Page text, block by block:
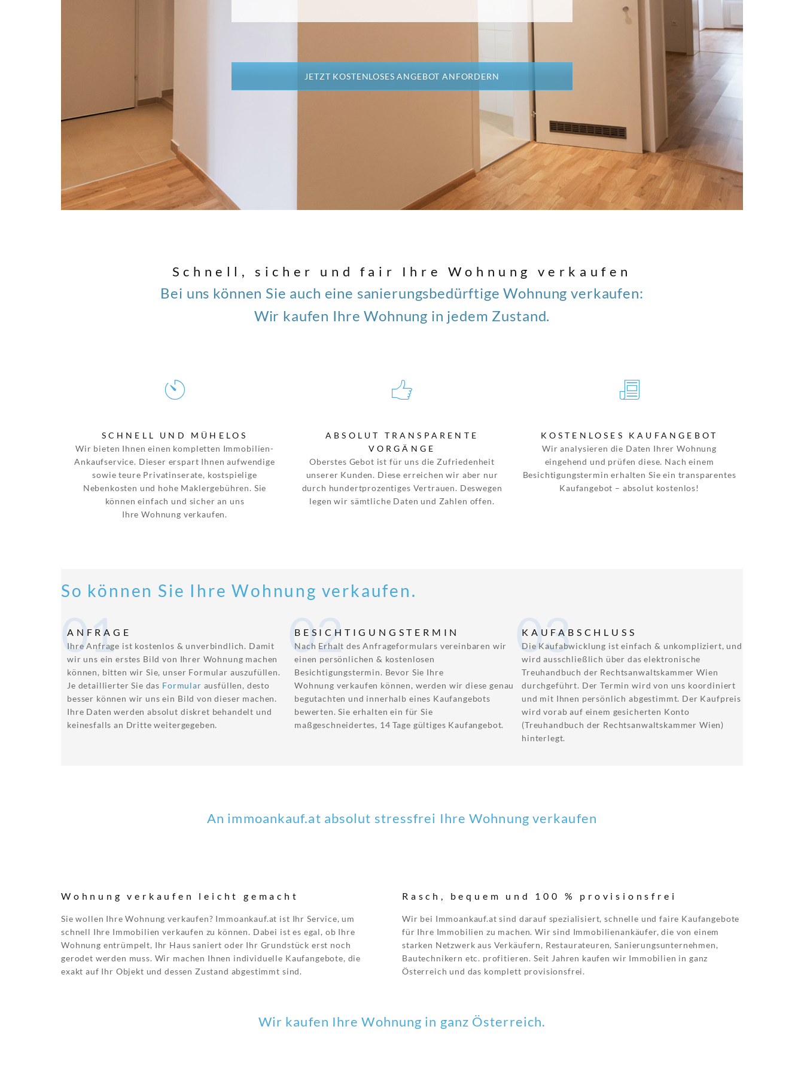
JETZT KOSTENLOSES ANGEBOT ANFORDERN
Schnell, sicher und fair Ihre Wohnung verkaufen
Bei uns können Sie auch eine sanierungsbedürftige Wohnung verkaufen:
Wir kaufen Ihre Wohnung in jedem Zustand.
SCHNELL UND MÜHELOS
Wir bieten Ihnen einen kompletten Immobilien-
Ankaufservice. Dieser erspart Ihnen aufwendige
sowie teure Privatinserate, kostspielige
Nebenkosten und hohe Maklergebühren. Sie
können einfach und sicher an uns
Ihre Wohnung verkaufen.
ABSOLUT TRANSPARENTE
VORGÄNGE
Oberstes Gebot ist für uns die Zufriedenheit
unserer Kunden. Diese erreichen wir aber nur
durch hundertprozentiges Vertrauen. Deswegen
legen wir sämtliche Daten und Zahlen offen.
KOSTENLOSES KAUFANGEBOT
Wir analysieren die Daten Ihrer Wohnung
eingehend und prüfen diese. Nach einem
Besichtigungstermin erhalten Sie ein transparentes
Kaufangebot – absolut kostenlos!
So können Sie Ihre Wohnung verkaufen.
ANFRAGE
Ihre Anfrage ist kostenlos & unverbindlich. Damit
wir uns ein erstes Bild von Ihrer Wohnung machen
können, bitten wir Sie, unser Formular auszufüllen.
Je detaillierter Sie das Formular ausfüllen, desto
besser können wir uns ein Bild von dieser machen.
Ihre Daten werden absolut diskret behandelt und
keinesfalls an Dritte weitergegeben.
01 BESICHTIGUNGSTERMIN
Nach Erhalt des Anfrageformulars vereinbaren wir
einen persönlichen & kostenlosen
Besichtigungstermin. Bevor Sie Ihre
Wohnung verkaufen können, werden wir diese genau
begutachten und innerhalb eines Kaufangebots
bewerten. Sie erhalten ein für Sie
maßgeschneidertes, 14 Tage gültiges Kaufangebot.
02 KAUFABSCHLUSS
Die Kaufabwicklung ist einfach & unkompliziert, und
wird ausschließlich über das elektronische
Treuhandbuch der Rechtsanwaltskammer Wien
durchgeführt. Der Termin wird von uns koordiniert
und mit Ihnen persönlich abgestimmt. Der Kaufpreis
wird vorab auf einem gesicherten Konto
(Treuhandbuch der Rechtsanwaltskammer Wien)
hinterlegt.
03
An immoankauf.at absolut stressfrei Ihre Wohnung verkaufen
Wohnung verkaufen leicht gemacht
Sie wollen Ihre Wohnung verkaufen? Immoankauf.at ist Ihr Service, um
schnell Ihre Immobilien verkaufen zu können. Dabei ist es egal, ob Ihre
Wohnung entrümpelt, Ihr Haus saniert oder Ihr Grundstück erst noch
gerodet werden muss. Wir machen Ihnen individuelle Kaufangebote, die
exakt auf Ihr Objekt und dessen Zustand abgestimmt sind.
Rasch, bequem und 100 % provisionsfrei
Wir bei Immoankauf.at sind darauf spezialisiert, schnelle und faire Kaufangebote
für Ihre Immobilien zu machen. Wir sind Immobilienankäufer, die von einem
starken Netzwerk aus Verkäufern, Restaurateuren, Sanierungsunternehmen,
Bautechnikern etc. profitieren. Seit Jahren kaufen wir Immobilien in ganz
Österreich und das komplett provisionsfrei.
Wir kaufen Ihre Wohnung in ganz Österreich.